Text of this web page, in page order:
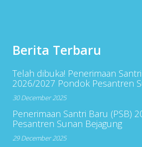
Berita Terbaru
Telah dibuka! Penerimaan
2026/2027 Pondok Pesantren
30 December 2025
Penerimaan Santri Baru (PSB)
Pesantren Sunan Bejagung
29 December 2025